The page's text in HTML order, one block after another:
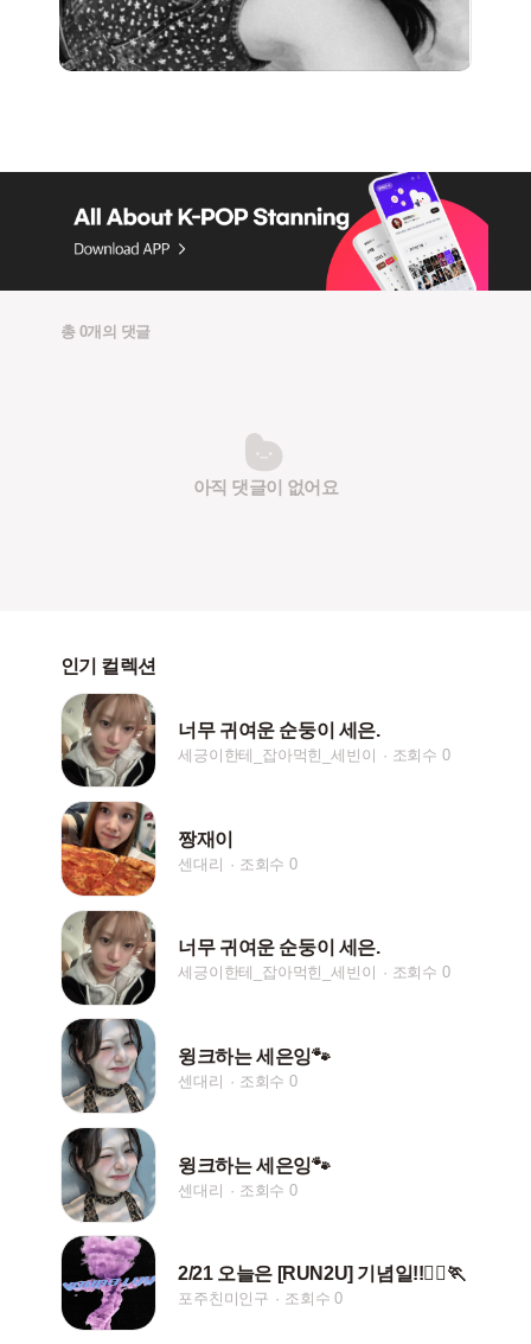
총 0개의 댓글
아직 댓글이 없어요
인기 컬렉션
너무 귀여운 순둥이 세은.
세긍이한테_잡아먹힌_세빈이 조회수 0
짱재이
센대리 조회수 0
너무 귀여운 순둥이 세은.
세긍이한테_잡아먹힌_세빈이 조회수 0
윙크하는 세은잉🐾
센대리 조회수 0
윙크하는 세은잉🐾
센대리 조회수 0
2/21 오늘은 [RUN2U] 기념일!!🏃‍♀️🏃‍
포주친미인구 조회수 0